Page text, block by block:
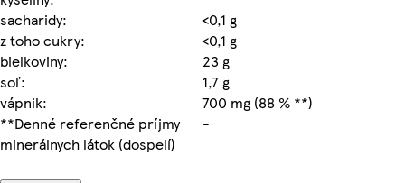
sacharidy:
<0,1 g
z toho cukry:
<0,1 g
bielkoviny:
23 g
soľ:
1,7 g
vápnik:
700 mg (88 % **)
**Denné referenčné príjmy
minerálnych látok (dospelí)
-